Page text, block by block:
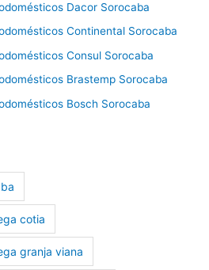
Dacor Sorocaba
Continental Sorocaba
Consul Sorocaba
Brastemp Sorocaba
Bosch Sorocaba
cotia
granja viana